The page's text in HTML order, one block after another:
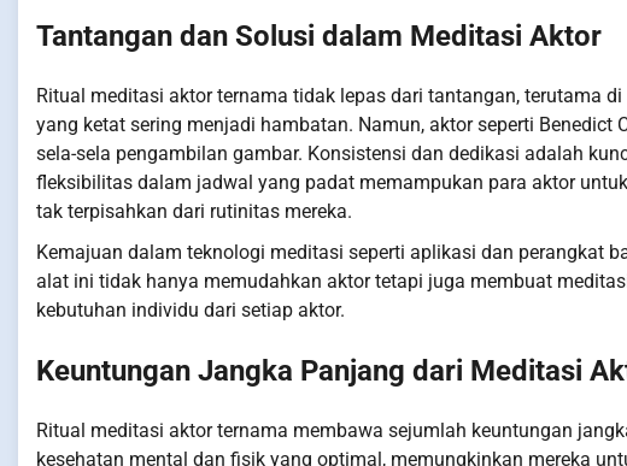
Tantangan dan Solusi dalam Meditasi Aktor
Ritual meditasi aktor ternama tidak lepas dari tantangan, terutama
yang ketat sering menjadi hambatan. Namun, aktor seperti
sela-sela pengambilan gambar. Konsistensi dan dedikasi adalah
fleksibilitas dalam jadwal yang padat memampukan para aktor
tak terpisahkan dari rutinitas mereka.
Kemajuan dalam teknologi meditasi seperti aplikasi dan perangkat
alat ini tidak hanya memudahkan aktor tetapi juga membuat
kebutuhan individu dari setiap aktor.
Keuntungan Jangka Panjang dari Meditasi
Ritual meditasi aktor ternama membawa sejumlah keuntungan
kesehatan mental dan fisik yang optimal, memungkinkan mereka